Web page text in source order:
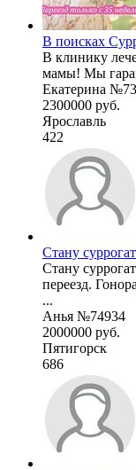
В поисках
В клинику
мамы! Мы
Екатерина
2300000 руб.
Ярославль
422
Стану
Стану
переезд.
...
Анья №74934
2000000 руб.
Пятигорск
686